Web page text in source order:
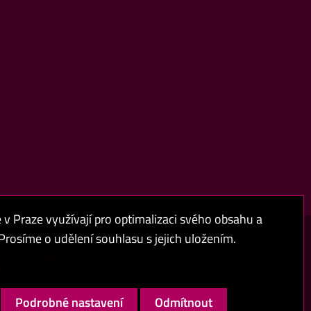
údajů
Praze využívají pro optimalizaci svého obsahu a
o udělení souhlasu s jejich uložením.
Podrobné nastavení Odmítnout